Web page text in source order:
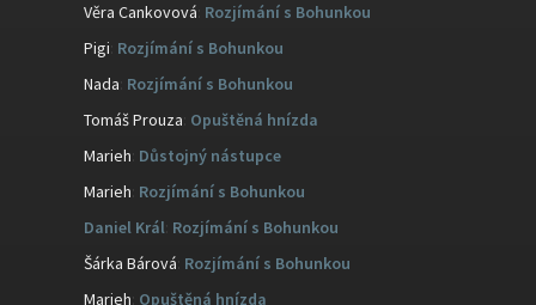
Věra Cankovová Rozjímání s Bohunkou
Pigi Rozjímání s Bohunkou
Nada Rozjímání s Bohunkou
Tomáš Prouza Opuštěná hnízda
Marieh Důstojný nástupce
Marieh Rozjímání s Bohunkou
Daniel Král Rozjímání s Bohunkou
Šárka Bárová Rozjímání s Bohunkou
Marieh Opuštěná hnízda